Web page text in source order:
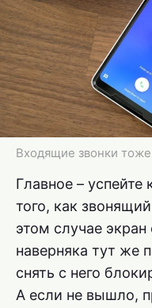
Входящие звонки
Главное – успейте
того, как
этом случае
наверняка тут же
снять с него
А если не вышло,